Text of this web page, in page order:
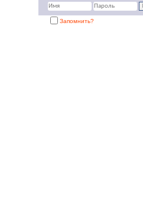
Запомнить?